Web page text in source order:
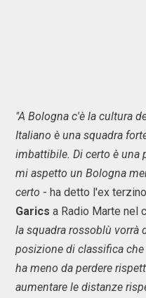
"A Bologna c'è la cultura
Italiano è una squadra
imbattibile. Di certo è una
mi aspetto un Bologna
certo - ha detto l'ex
Garics a Radio Marte nel
la squadra rossoblù vorrà
posizione di classifica
ha meno da perdere
aumentare le distanze